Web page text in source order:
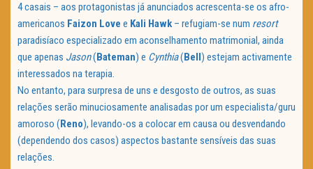
4 casais – aos protagonistas já anunciados acrescenta-se os afro-
americanos Faizon Love e Kali Hawk– refugiam-se num resort
paradisíaco especializado em aconselhamento matrimonial, ainda
que apenas Jason(Bateman) e Cynthia(Bell) estejam activamente
interessados na terapia.
No entanto, para surpresa de uns e desgosto de outros, as suas
relações serão minuciosamente analisadas por um especialista/guru
amoroso (Reno), levando-os a colocar em causa ou desvendando
(dependendo dos casos) aspectos bastante sensíveis das suas
relações.